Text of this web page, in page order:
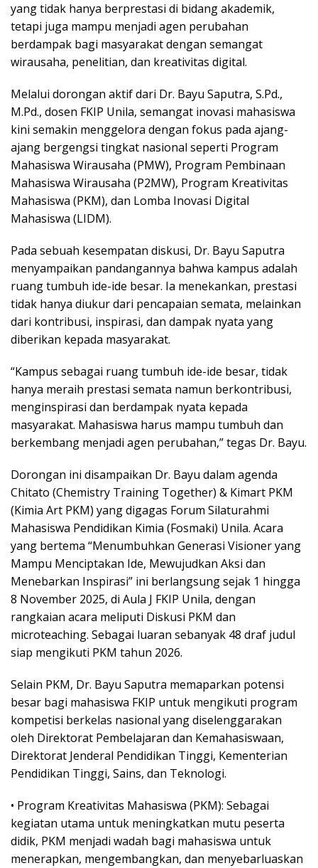
yang tidak hanya berprestasi di bidang akademik,
tetapi juga mampu menjadi agen perubahan
berdampak bagi masyarakat dengan semangat
wirausaha, penelitian, dan kreativitas digital.
Melalui dorongan aktif dari Dr. Bayu Saputra, S.Pd.,
M.Pd., dosen FKIP Unila, semangat inovasi mahasiswa
kini semakin menggelora dengan fokus pada ajang-
ajang bergengsi tingkat nasional seperti Program
Mahasiswa Wirausaha (PMW), Program Pembinaan
Mahasiswa Wirausaha (P2MW), Program Kreativitas
Mahasiswa (PKM), dan Lomba Inovasi Digital
Mahasiswa (LIDM).
Pada sebuah kesempatan diskusi, Dr. Bayu Saputra
menyampaikan pandangannya bahwa kampus adalah
ruang tumbuh ide-ide besar. Ia menekankan, prestasi
tidak hanya diukur dari pencapaian semata, melainkan
dari kontribusi, inspirasi, dan dampak nyata yang
diberikan kepada masyarakat.
“Kampus sebagai ruang tumbuh ide-ide besar, tidak
hanya meraih prestasi semata namun berkontribusi,
menginspirasi dan berdampak nyata kepada
masyarakat. Mahasiswa harus mampu tumbuh dan
berkembang menjadi agen perubahan,” tegas Dr. Bayu.
Dorongan ini disampaikan Dr. Bayu dalam agenda
Chitato (Chemistry Training Together) & Kimart PKM
(Kimia Art PKM) yang digagas Forum Silaturahmi
Mahasiswa Pendidikan Kimia (Fosmaki) Unila. Acara
yang bertema “Menumbuhkan Generasi Visioner yang
Mampu Menciptakan Ide, Mewujudkan Aksi dan
Menebarkan Inspirasi” ini berlangsung sejak 1 hingga
8 November 2025, di Aula J FKIP Unila, dengan
rangkaian acara meliputi Diskusi PKM dan
microteaching. Sebagai luaran sebanyak 48 draf judul
siap mengikuti PKM tahun 2026.
Selain PKM, Dr. Bayu Saputra memaparkan potensi
besar bagi mahasiswa FKIP untuk mengikuti program
kompetisi berkelas nasional yang diselenggarakan
oleh Direktorat Pembelajaran dan Kemahasiswaan,
Direktorat Jenderal Pendidikan Tinggi, Kementerian
Pendidikan Tinggi, Sains, dan Teknologi.
• Program Kreativitas Mahasiswa (PKM): Sebagai
kegiatan utama untuk meningkatkan mutu peserta
didik, PKM menjadi wadah bagi mahasiswa untuk
menerapkan, mengembangkan, dan menyebarluaskan